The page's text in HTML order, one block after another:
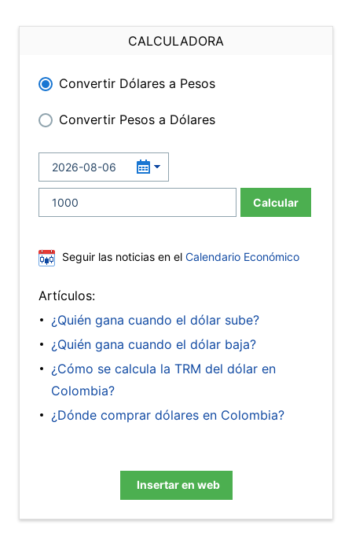
CALCULADORA
Convertir Dólares a Pesos
Convertir Pesos a Dólares
Calcular
Seguir las noticias en el Calendario Económico
Artículos:
¿Quién gana cuando el dólar sube?
¿Quién gana cuando el dólar baja?
¿Cómo se calcula la TRM del dólar en
Colombia?
¿Dónde comprar dólares en Colombia?
Insertar en web